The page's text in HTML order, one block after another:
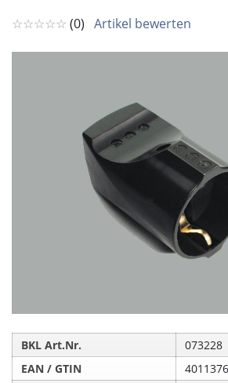
☆☆☆☆☆ (0) Artikel bewerten
BKL Art.Nr.
073228
EAN / GTIN